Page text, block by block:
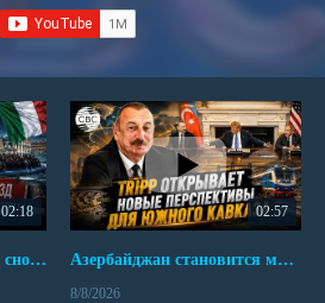
02:18
Скандал в ЕС: границы снова под контролем
02:57
Азербайджан становится мостом между Востоком и Западом
8/8/2026